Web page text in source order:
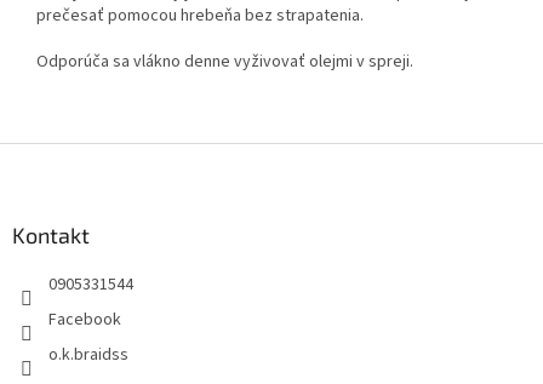
prečesať pomocou hrebeňa bez strapatenia.
Odporúča sa vlákno denne vyživovať olejmi v spreji.
Kontakt
0905331544
Facebook
o.k.braidss